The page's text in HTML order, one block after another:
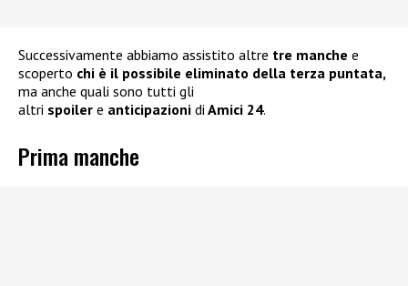
Successivamente abbiamo assistito altre tre manche e
scoperto chi è il possibile eliminato della terza puntata,
ma anche quali sono tutti gli
altri spoiler e anticipazioni di Amici 24.
Prima manche